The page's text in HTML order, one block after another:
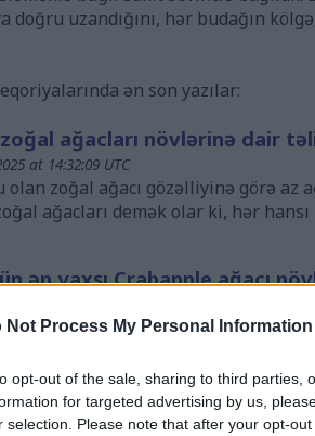
Not Process My Personal Information
opt-out of the sale, sharing to third parties,
for targeted advertising by us,
selection. Please note that after your opt-
doğru uzandığını, hər budağın
ən son yazılar:
zoğal ağacları növlərinə dair
at 14:32:09 UTC
olan zoğal ağacı gözəlliyinə görə az
ağacları demək olar ki, hər
ən yaxşı Crabapple ağacı
hər hansı bir mənzərə üçün ən
davam edən rəngarəng
və minimal baxım tələb edir.
yaratmaq istəsəniz, düzgün
Daha ətraflı...